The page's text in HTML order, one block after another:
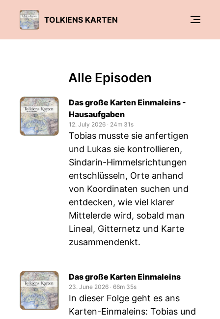
TOLKIENS KARTEN
Alle Episoden
Das große Karten Einmaleins -
Hausaufgaben
12. July 2026 ‧ 24m 31s
Tobias musste sie anfertigen
und Lukas sie kontrollieren,
Sindarin-Himmelsrichtungen
entschlüsseln, Orte anhand
von Koordinaten suchen und
entdecken, wie viel klarer
Mittelerde wird, sobald man
Lineal, Gitternetz und Karte
zusammendenkt.
Das große Karten Einmaleins
23. June 2026 ‧ 66m 35s
In dieser Folge geht es ans
Karten-Einmaleins: Tobias und